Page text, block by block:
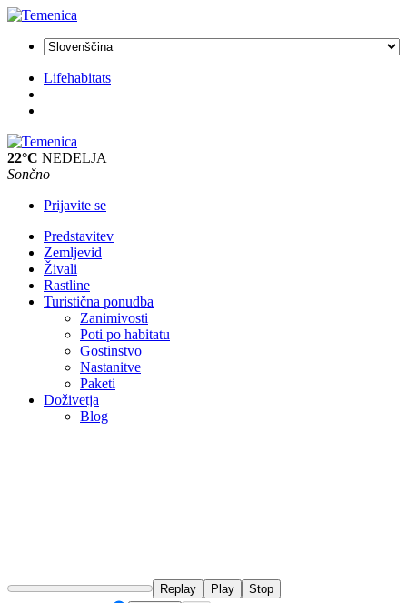
Lifehabitats
22°C NEDELJA
Sončno
Prijavite se
Predstavitev
Zemljevid
Živali
Rastline
Turistična ponudba
Zanimivosti
Poti po habitatu
Gostinstvo
Nastanitve
Paketi
Doživetja
Blog
Replay Play
Stop